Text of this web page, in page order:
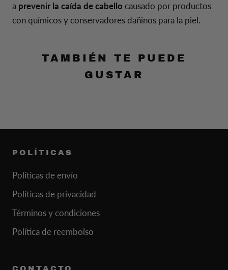
a prevenir la caída de cabello causado por productos
con químicos y conservadores dañinos para la piel.
TAMBIÉN TE PUEDE
GUSTAR
POLÍTICAS
Políticas de envío
Políticas de privacidad
Términos y condiciones
Política de reembolso